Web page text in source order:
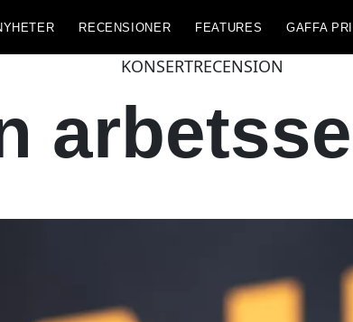
RECENSIONER FEATURES GAFFA
KONSERTRECENSION